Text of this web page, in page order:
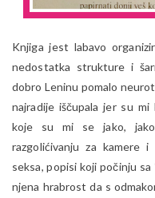
Knjiga jest labavo
nedostatka strukture i
dobro Leninu pomalo
najradije iščupala jer su
koje su mi se jako,
razgolićivanju za kamere
seksa, popisi koji počinju
njena hrabrost da s